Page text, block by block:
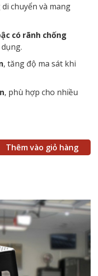
di chuyển và mang
có rãnh chống
, tăng độ ma sát khi
, phù hợp cho nhiều
Thêm vào giỏ hàng